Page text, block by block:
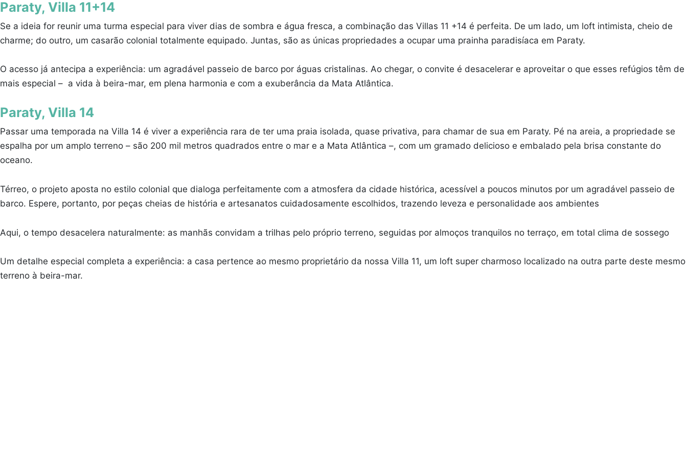
Paraty, Villa 11+14
Se a ideia for reunir uma turma especial para viver dias de sombra e água fresca, a combinação das Villas 11 +14 é perfeita. De um lado, um loft intimista, cheio de
charme; do outro, um casarão colonial totalmente equipado. Juntas, são as únicas propriedades a ocupar uma prainha paradisíaca em Paraty.
O acesso já antecipa a experiência: um agradável passeio de barco por águas cristalinas. Ao chegar, o convite é desacelerar e aproveitar o que esses refúgios têm de
mais especial – a vida à beira-mar, em plena harmonia e com a exuberância da Mata Atlântica.
Paraty, Villa 14
Passar uma temporada na Villa 14 é viver a experiência rara de ter uma praia isolada, quase privativa, para chamar de sua em Paraty. Pé na areia, a propriedade se
espalha por um amplo terreno – são 200 mil metros quadrados entre o mar e a Mata Atlântica –, com um gramado delicioso e embalado pela brisa constante do
oceano.
Térreo, o projeto aposta no estilo colonial que dialoga perfeitamente com a atmosfera da cidade histórica, acessível a poucos minutos por um agradável passeio de
barco. Espere, portanto, por peças cheias de história e artesanatos cuidadosamente escolhidos, trazendo leveza e personalidade aos ambientes
Aqui, o tempo desacelera naturalmente: as manhãs convidam a trilhas pelo próprio terreno, seguidas por almoços tranquilos no terraço, em total clima de sossego
Um detalhe especial completa a experiência: a casa pertence ao mesmo proprietário da nossa Villa 11, um loft super charmoso localizado na outra parte deste mesmo
terreno à beira-mar.